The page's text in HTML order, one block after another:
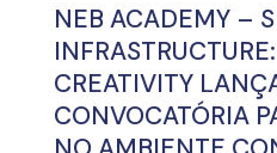
NEB ACADEMY –
CREATIVITY
CONVOCATÓRIA